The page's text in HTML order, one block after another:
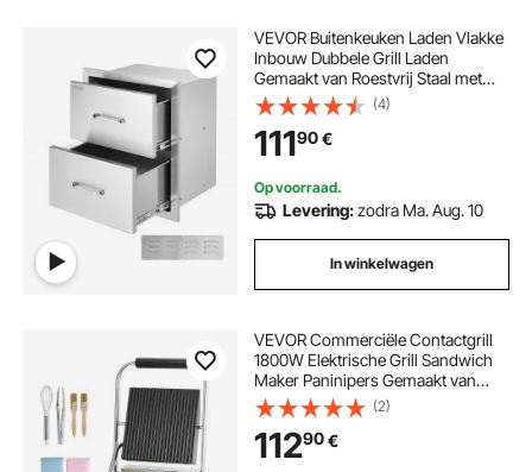
VEVOR Buitenkeuken Laden Vlakke
Inbouw Dubbele Grill Laden
Gemaakt van Roestvrij Staal met
Handvat, Grill Eiland Laden voor
Buitenkeukens of Patio Grill Stations
451 x 514 x 310 mm
(4)
11190€
Op voorraad.
Levering:zodra Ma. Aug. 10
In winkelwagen
VEVOR Commerciële Contactgrill
1800W Elektrische Grill Sandwich
Maker Paninipers Gemaakt van
roestvrij staal met handvat en
temperatuurregeling, 22 x 23 cm
Platte geëmailleerde plaat (enkel),
voor hamburger, steak en spek
(2)
11290€